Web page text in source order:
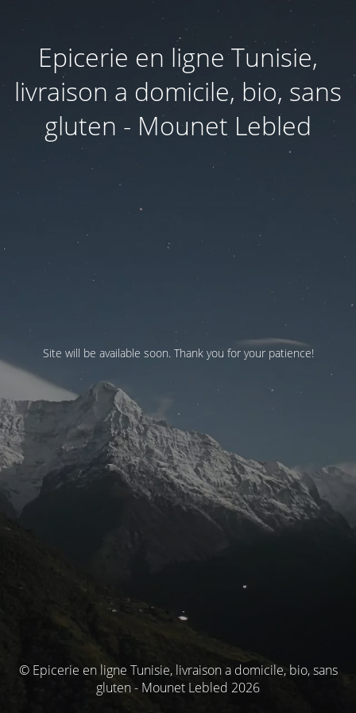
Epicerie en ligne Tunisie,
livraison a domicile, bio, sans
gluten - Mounet Lebled
Site will be available soon. Thank you for your patience!
© Epicerie en ligne Tunisie, livraison a domicile, bio, sans
gluten - Mounet Lebled 2026